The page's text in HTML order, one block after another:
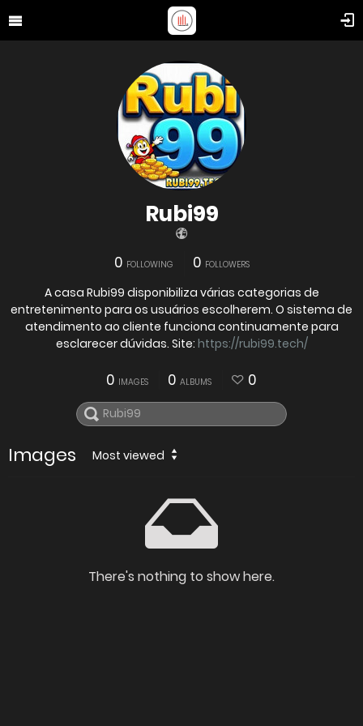
Rubi99
0 FOLLOWING 0 FOLLOWERS
A casa Rubi99 disponibiliza várias categorias de
entretenimento para os usuários escolherem. O sistema de
atendimento ao cliente funciona continuamente para
esclarecer dúvidas. Site: https://rubi99.tech/
0 IMAGES 0 ALBUMS 0
Images Most viewed
There's nothing to show here.